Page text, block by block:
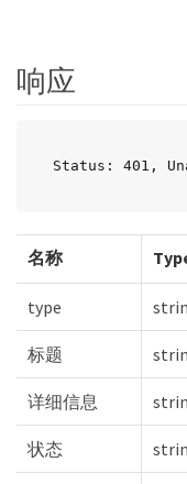
响应
Status: 401,
名称
type
标题
详细信息
状态